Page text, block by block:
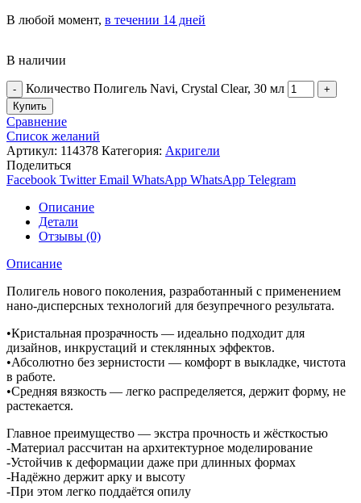
В любой момент, в течении 14 дней
В наличии
Количество Полигель Navi, Crystal Clear, 30 мл
Купить
Сравнение
Список желаний
Артикул: 114378 Категория: Акригели
Поделиться
Facebook Twitter Email WhatsApp WhatsApp Telegram
Описание
Детали
Отзывы (0)
Описание
Полигель нового поколения, разработанный с применением
нано-дисперсных технологий для безупречного результата.
•Кристальная прозрачность — идеально подходит для
дизайнов, инкрустаций и стеклянных эффектов.
•Абсолютно без зернистости — комфорт в выкладке, чистота
в работе.
•Средняя вязкость — легко распределяется, держит форму, не
растекается.
Главное преимущество — экстра прочность и жёсткостью
-Материал рассчитан на архитектурное моделирование
-Устойчив к деформации даже при длинных формах
-Надёжно держит арку и высоту
-При этом легко поддаётся опилу